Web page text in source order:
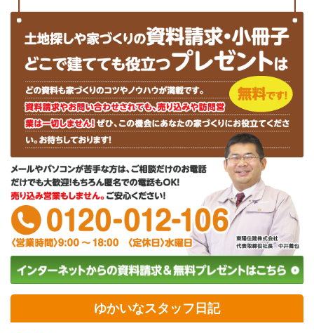
ゆかいなスタッフ日記